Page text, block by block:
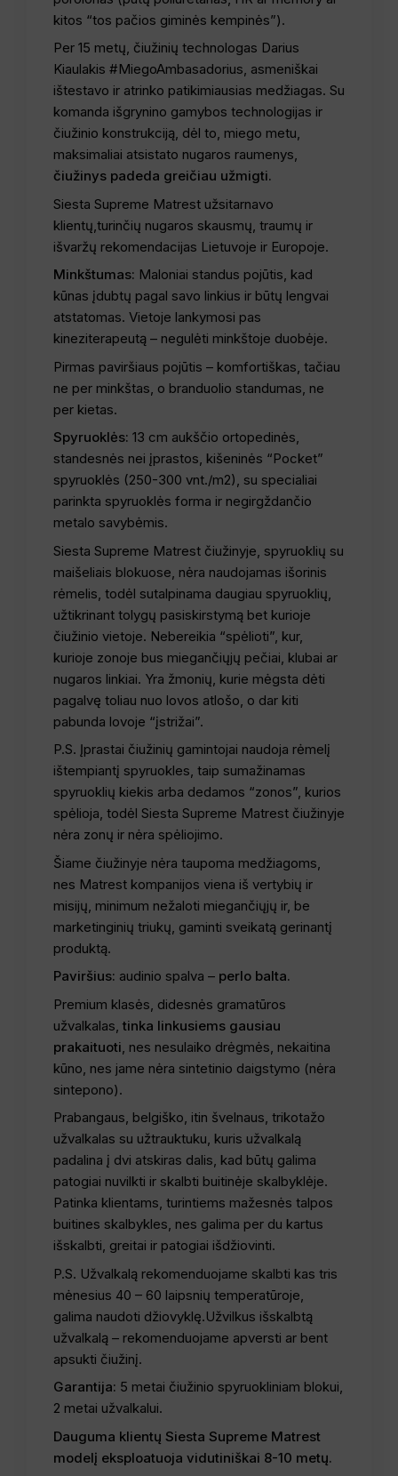
kitos “tos pačios giminės kempinės”).
Per 15 metų, čiužinių technologas Darius
Kiaulakis #MiegoAmbasadorius, asmeniškai
ištestavo ir atrinko patikimiausias medžiagas. Su
komanda išgrynino gamybos technologijas ir
čiužinio konstrukciją, dėl to, miego metu,
maksimaliai atsistato nugaros raumenys,
čiužinys padeda greičiau užmigti.
Siesta Supreme Matrest užsitarnavo
klientų,turinčių nugaros skausmų, traumų ir
išvaržų rekomendacijas Lietuvoje ir Europoje.
Minkštumas: Maloniai standus pojūtis, kad
kūnas įdubtų pagal savo linkius ir būtų lengvai
atstatomas. Vietoje lankymosi pas
kineziterapeutą – negulėti minkštoje duobėje.
Pirmas paviršiaus pojūtis – komfortiškas, tačiau
ne per minkštas, o branduolio standumas, ne
per kietas.
Spyruoklės: 13 cm aukščio ortopedinės,
standesnės nei įprastos, kišeninės “Pocket”
spyruoklės (250-300 vnt./m2), su specialiai
parinkta spyruoklės forma ir negirgždančio
metalo savybėmis.
Siesta Supreme Matrest čiužinyje, spyruoklių su
maišeliais blokuose, nėra naudojamas išorinis
rėmelis, todėl sutalpinama daugiau spyruoklių,
užtikrinant tolygų pasiskirstymą bet kurioje
čiužinio vietoje. Nebereikia “spėlioti”, kur,
kurioje zonoje bus miegančiųjų pečiai, klubai ar
nugaros linkiai. Yra žmonių, kurie mėgsta dėti
pagalvę toliau nuo lovos atlošo, o dar kiti
pabunda lovoje “įstrižai”.
P.S. Įprastai čiužinių gamintojai naudoja rėmelį
ištempiantį spyruokles, taip sumažinamas
spyruoklių kiekis arba dedamos “zonos”, kurios
spėlioja, todėl Siesta Supreme Matrest čiužinyje
nėra zonų ir nėra spėliojimo.
Šiame čiužinyje nėra taupoma medžiagoms,
nes Matrest kompanijos viena iš vertybių ir
misijų, minimum nežaloti miegančiųjų ir, be
marketinginių triukų, gaminti sveikatą gerinantį
produktą.
Paviršius: audinio spalva – perlo balta.
Premium klasės, didesnės gramatūros
užvalkalas, tinka linkusiems gausiau
prakaituoti, nes nesulaiko drėgmės, nekaitina
kūno, nes jame nėra sintetinio daigstymo (nėra
sintepono).
Prabangaus, belgiško, itin švelnaus, trikotažo
užvalkalas su užtrauktuku, kuris užvalkalą
padalina į dvi atskiras dalis, kad būtų galima
patogiai nuvilkti ir skalbti buitinėje skalbyklėje.
Patinka klientams, turintiems mažesnės talpos
buitines skalbykles, nes galima per du kartus
išskalbti, greitai ir patogiai išdžiovinti.
P.S. Užvalkalą rekomenduojame skalbti kas tris
mėnesius 40 – 60 laipsnių temperatūroje,
galima naudoti džiovyklę.Užvilkus išskalbtą
užvalkalą – rekomenduojame apversti ar bent
apsukti čiužinį.
Garantija: 5 metai čiužinio spyruokliniam blokui,
2 metai užvalkalui.
Dauguma klientų Siesta Supreme Matrest
modelį eksploatuoja vidutiniškai 8-10 metų.